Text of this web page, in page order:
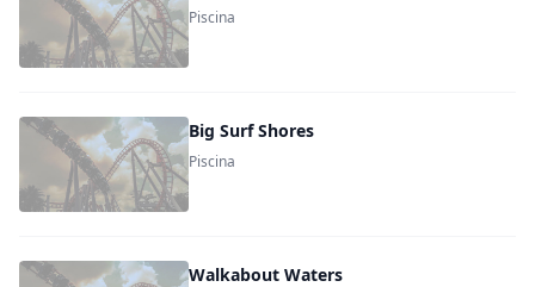
Piscina
Big Surf Shores
Piscina
Walkabout Waters